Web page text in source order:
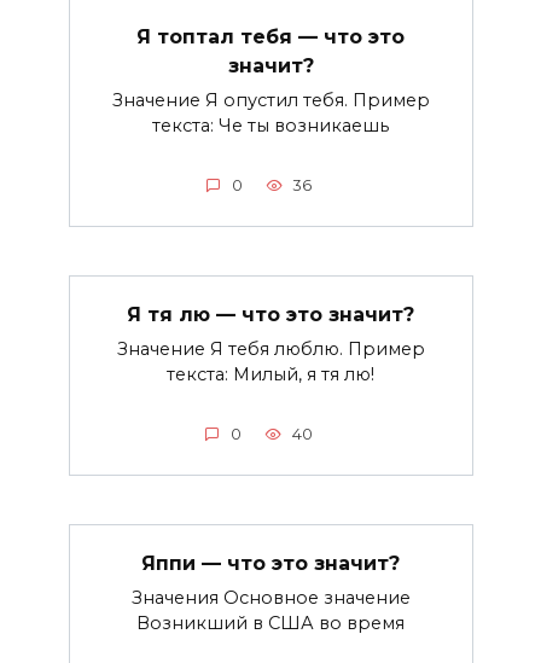
Я топтал тебя — что это
значит?
Значение Я опустил тебя. Пример
текста: Че ты возникаешь
0 36
Я тя лю — что это значит?
Значение Я тебя люблю. Пример
текста: Милый, я тя лю!
0 40
Яппи — что это значит?
Значения Основное значение
Возникший в США во время